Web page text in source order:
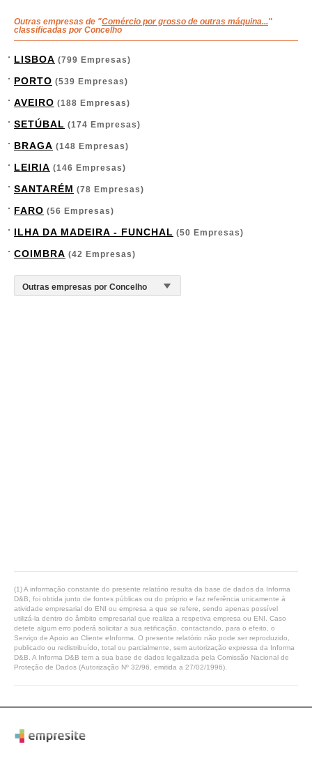
Outras empresas de "Comércio por grosso de outras máquina..."
classificadas por Concelho
LISBOA (799 Empresas)
PORTO (539 Empresas)
AVEIRO (188 Empresas)
SETÚBAL (174 Empresas)
BRAGA (148 Empresas)
LEIRIA (146 Empresas)
SANTARÉM (78 Empresas)
FARO (56 Empresas)
ILHA DA MADEIRA - FUNCHAL (50 Empresas)
COIMBRA (42 Empresas)
(1) A informação constante do presente relatório resulta da base de dados da Informa
D&B, foi obtida junto de fontes públicas ou do próprio e faz referência unicamente à
atividade empresarial do ENI ou empresa a que se refere, sendo apenas possível
utilizá-la dentro do âmbito empresarial que realiza a respetiva empresa ou ENI. Caso
detete algum erro poderá solicitar a sua retificação, contactando, para o efeito, o
Serviço de Apoio ao Cliente eInforma. O presente relatório não pode ser reproduzido,
publicado ou redistribuído, total ou parcialmente, sem autorização expressa da Informa
D&B. A Informa D&B tem a sua base de dados legalizada pela Comissão Nacional de
Proteção de Dados (Autorização Nº 32/96, emitida a 27/02/1996).